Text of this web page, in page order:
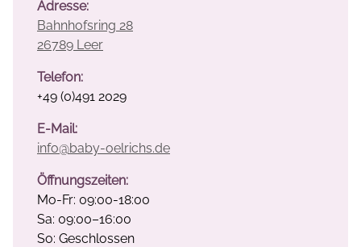
Adresse:
Bahnhofsring 28
26789 Leer
Telefon:
+49 (0)491 2029
E-Mail:
info@baby-oelrichs.de
Öffnungszeiten:
Mo-Fr: 09:00-18:00
Sa: 09:00–16:00
So: Geschlossen